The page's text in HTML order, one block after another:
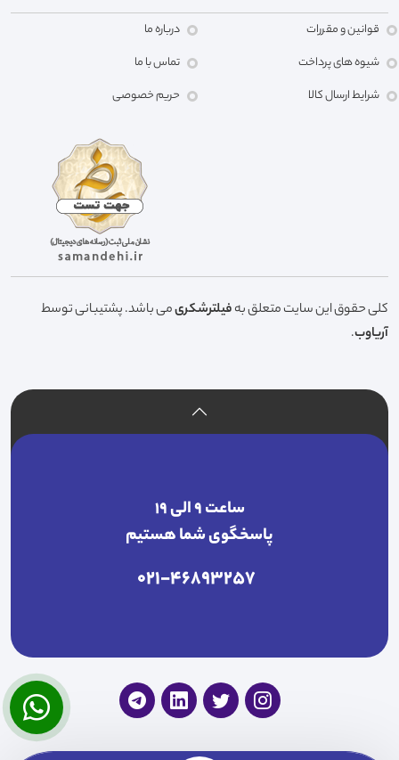
قوانین و مقررات
شیوه های پرداخت
شرایط ارسال کالا
درباره ما
تماس با ما
حریم خصوصی
کلی حقوق این سایت متعلق بهفیلترشکریمی باشد. پشتیبانی توسط
آریاوب.
ساعت ۹ الی ۱۹
پاسخگوی شما هستیم
021-46893257